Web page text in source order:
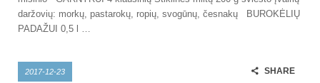
daržovių: morkų, pastarokų, ropių, svogūnų, česnakų BUROKĖLIŲ
PADAŽUI 0,5 l …
2017-12-23 SHARE